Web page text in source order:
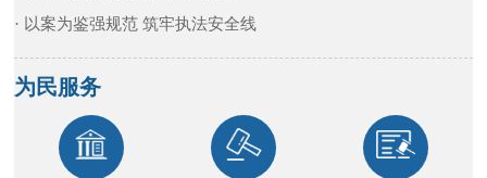
· 以案为鉴强规范 筑牢执法安全线
为民服务